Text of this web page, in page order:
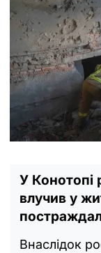
У Конотопі
влучив у
Внаслідок